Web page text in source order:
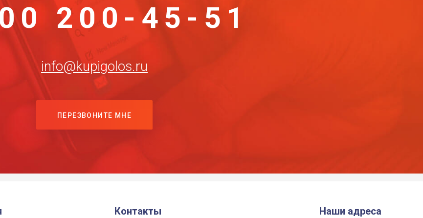
200-45-51
info@kupigolos.ru
ПЕРЕЗВОНИТЕ МНЕ
Контакты Наши адреса